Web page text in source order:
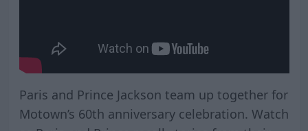
Paris and Prince Jackson team up together for
Motown’s 60th anniversary celebration. Watch